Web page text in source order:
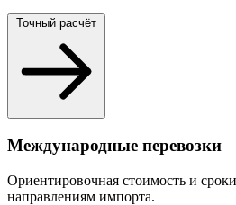
Точный расчёт
Международные перевозки
Ориентировочная стоимость и
направлениям импорта.